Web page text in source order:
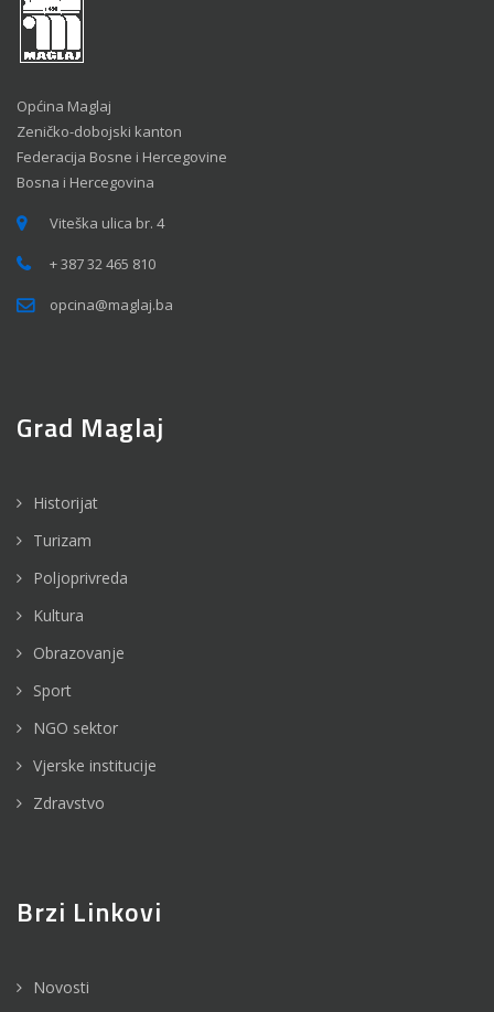
Općina Maglaj
Zeničko-dobojski kanton
Federacija Bosne i Hercegovine
Bosna i Hercegovina
Viteška ulica br. 4
+ 387 32 465 810
opcina@maglaj.ba
Grad Maglaj
Historijat
Turizam
Poljoprivreda
Kultura
Obrazovanje
Sport
NGO sektor
Vjerske institucije
Zdravstvo
Brzi Linkovi
Novosti